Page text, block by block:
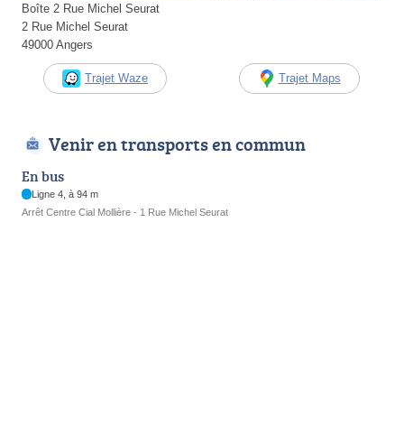
Boîte 2 Rue Michel Seurat
2 Rue Michel Seurat
49000 Angers
Trajet Waze Trajet Maps
Venir en transports en commun
En bus
Ligne 4, à 94 m
Arrêt Centre Cial Mollière - 1 Rue Michel Seurat